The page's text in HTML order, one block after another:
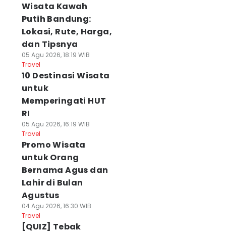
Wisata Kawah
Putih Bandung:
Lokasi, Rute, Harga,
dan Tipsnya
05 Agu 2026, 18:19 WIB
Travel
10 Destinasi Wisata
untuk
Memperingati HUT
RI
05 Agu 2026, 16:19 WIB
Travel
Promo Wisata
untuk Orang
Bernama Agus dan
Lahir di Bulan
Agustus
04 Agu 2026, 16:30 WIB
Travel
[QUIZ] Tebak